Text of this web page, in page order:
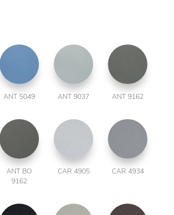
ANT 5049 ANT 9037 ANT 9162
ANT BO
9162
CAR 4905 CAR 4934